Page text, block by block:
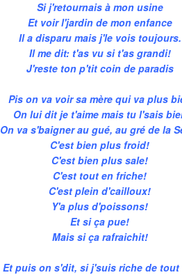
Si j'retournais à mon usine
Et voir l'jardin de mon enfance
Il a disparu mais j'le vois toujours.
Il me dit: t'as vu si t'as grandi!
J'reste ton p'tit coin de paradis
Pis on va voir sa mère qui va plus
On lui dit je t'aime mais tu l'sais
On va s'baigner au gué, au gré de la
C'est bien plus froid!
C'est bien plus sale!
C'est tout en friche!
C'est plein d'cailloux!
Y'a plus d'poissons!
Et si ça pue!
Mais si ça rafraichit!
Et puis on s'dit, si j'suis riche de tout